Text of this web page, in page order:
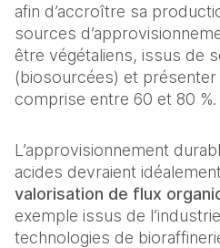
afin d’accroître sa
sources
être végétaliens, issus de
(biosourcées) et
comprise entre 60 et 80 %.
L’approvisionnement
acides devraient
valorisation de flux
exemple issus de
technologies de